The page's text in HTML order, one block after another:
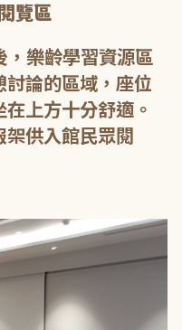
覽區
，樂齡學習資源區
論的區域，座位
上方十分舒適。
供入館民眾閱